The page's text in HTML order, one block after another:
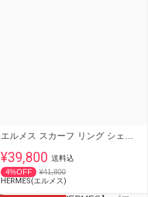
エルメス スカーフ リング シェーヌ hermes-chainedancre
¥39,800 送料込
4%OFF
¥41,800
HERMES(エルメス)